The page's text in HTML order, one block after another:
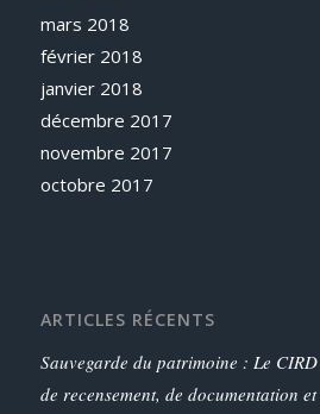
mars 2018
février 2018
janvier 2018
décembre 2017
novembre 2017
octobre 2017
ARTICLES RÉCENTS
Sauvegarde du patrimoine : Le
de recensement, de documentation